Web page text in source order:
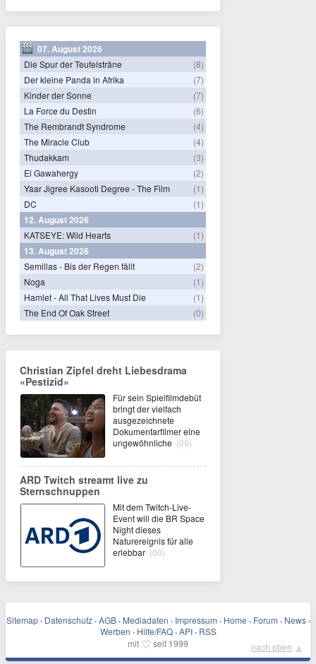
07. August 2026
Die Spur der Teufelsträne
(8)
Der kleine Panda in Afrika
(7)
Kinder der Sonne
(7)
La Force du Destin
(6)
The Rembrandt Syndrome
(4)
The Miracle Club
(4)
Thudakkam
(3)
El Gawahergy
(2)
Yaar Jigree Kasooti Degree - The Film
(1)
DC
(1)
12. August 2026
KATSEYE: Wild Hearts (1)
13. August 2026
Semillas - Bis der Regen fällt
(2)
Noga
(1)
Hamlet - All That Lives Must Die
(1)
The End Of Oak Street
(0)
Christian Zipfel dreht Liebesdrama
«Pestizid»
Für sein Spielfilmdebüt
bringt der vielfach
ausgezeichnete
Dokumentarfilmer eine
ungewöhnliche (00)
ARD Twitch streamt live zu
Sternschnuppen
Mit dem Twitch-Live-
Event will die BR Space
Night dieses
Naturereignis für alle
erlebbar (00)
Sitemap · Datenschutz · AGB · Mediadaten · Impressum · Home · Forum · News ·
Werben · Hilfe/FAQ · API · RSS
mit ♡ seit 1999 nach oben ▲